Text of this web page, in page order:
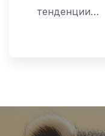
тенденции…